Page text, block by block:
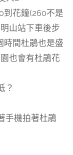
到花鐘(260不是
山站下車後步
時間杜鵑也是盛
也會有杜鵑花
？
手機拍著杜鵑